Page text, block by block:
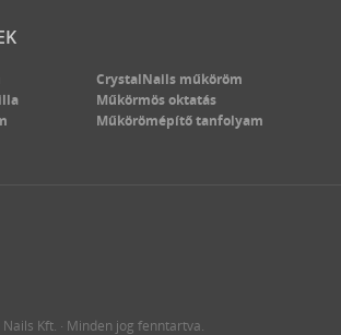
CrystalNails műköröm
Műkörmös oktatás
Műkörömépítő tanfolyam
Kft. · Minden jog fenntartva.